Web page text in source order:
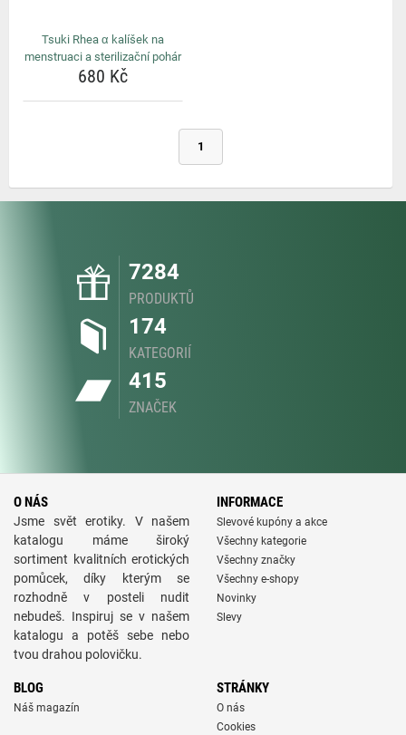
Tsuki Rhea α kalíšek na
menstruaci a sterilizační pohár
680 Kč
1
7284
PRODUKTŮ
174
KATEGORIÍ
415
ZNAČEK
O NÁS
Jsme svět erotiky. V našem
katalogu máme široký
sortiment kvalitních erotických
pomůcek, díky kterým se
rozhodně v posteli nudit
nebudeš. Inspiruj se v našem
katalogu a potěš sebe nebo
tvou drahou polovičku.
INFORMACE
Slevové kupóny a akce
Všechny kategorie
Všechny značky
Všechny e-shopy
Novinky
Slevy
BLOG
Náš magazín
STRÁNKY
O nás
Cookies